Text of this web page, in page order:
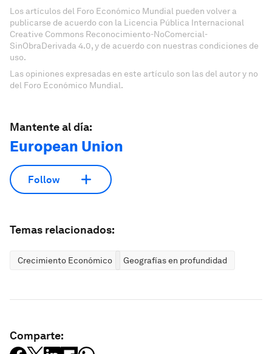
Los artículos del Foro Económico Mundial pueden volver a
publicarse de acuerdo con la Licencia Pública Internacional
Creative Commons Reconocimiento-NoComercial-
SinObraDerivada 4.0, y de acuerdo con nuestras condiciones de
uso.
Las opiniones expresadas en este artículo son las del autor y no
del Foro Económico Mundial.
Mantente al día:
European Union
Follow
Temas relacionados:
Crecimiento Económico Geografías en profundidad
Comparte: